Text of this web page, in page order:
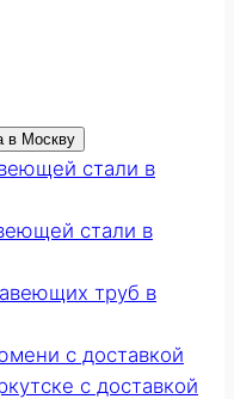
в Москву
стали в
стали в
труб в
с доставкой
с доставкой